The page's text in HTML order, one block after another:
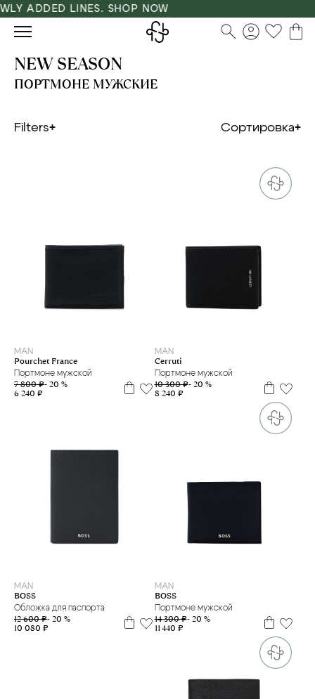
LINES. SHOP NOW
NEW SEASON
ПОРТМОНЕ МУЖСКИЕ
Filters Сортировка
MAN
Pourchet France
Портмоне мужской
7 800 ₽- 20 %
6 240 ₽
MAN
Cerruti
Портмоне мужской
10 300 ₽- 20 %
8 240 ₽
MAN
BOSS
Обложка для паспорта
12 600 ₽- 20 %
10 080 ₽
MAN
BOSS
Портмоне мужской
14 300 ₽- 20 %
11 440 ₽